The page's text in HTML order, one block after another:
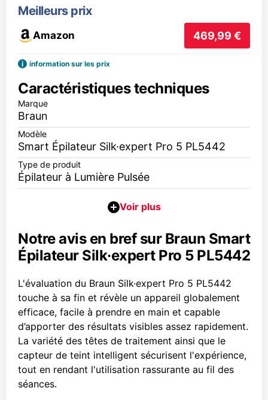
Meilleurs prix
Amazon 469,99 €
i information sur les prix
Caractéristiques techniques
Marque
Braun
Modèle
Smart Épilateur Silk·expert Pro 5 PL5442
Type de produit
Épilateur à Lumière Pulsée
Notre avis en bref sur Braun Smart
Épilateur Silk·expert Pro 5 PL5442
L'évaluation du Braun Silk·expert Pro 5 PL5442
touche à sa fin et révèle un appareil globalement
efficace, facile à prendre en main et capable
d’apporter des résultats visibles assez rapidement.
La variété des têtes de traitement ainsi que le
capteur de teint intelligent sécurisent l'expérience,
tout en rendant l'utilisation rassurante au fil des
séances.